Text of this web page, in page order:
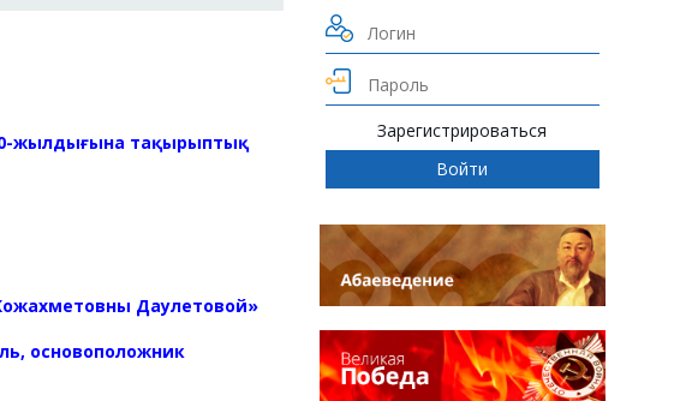
жылдығына тақырыптық
Даулетовой»
основоположник
Зарегистрироваться